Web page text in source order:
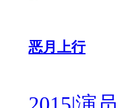
恶月上行